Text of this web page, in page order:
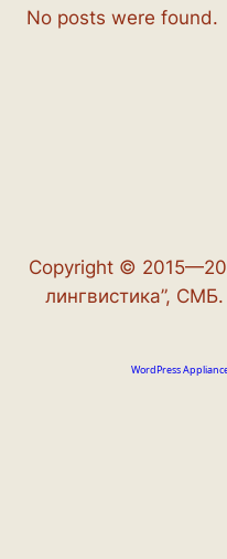
No posts were found.
Copyright ©
лингвистика”,
WordPress